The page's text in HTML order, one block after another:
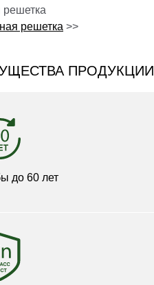
решетка
решетка >>
ПРОДУКЦИИ
до 60 лет